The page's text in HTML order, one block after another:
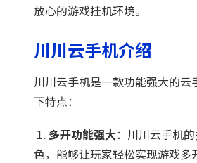
放心的游戏挂机环境。
川川云手机介绍
川川云手机是一款功能强大的云
下特点：
1. 多开功能强大：川川云手机
色，能够让玩家轻松实现游戏多